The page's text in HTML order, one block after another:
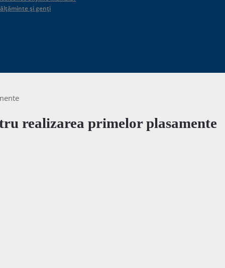
și genți
realizarea primelor plasamente